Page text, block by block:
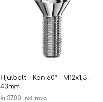
Hjulbolt – Kon 60° – M12x1,5 –
43mm
kr37.00 inkl. mva